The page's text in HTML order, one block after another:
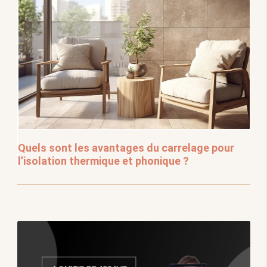
Quels sont les avantages du carrelage pour
l’isolation thermique et phonique ?